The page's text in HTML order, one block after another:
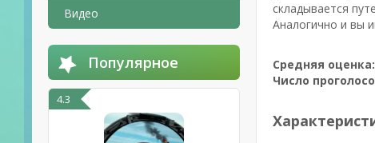
Видео
Популярное
4.3
складывается
Аналогично и вы
Средняя оценка:
Число